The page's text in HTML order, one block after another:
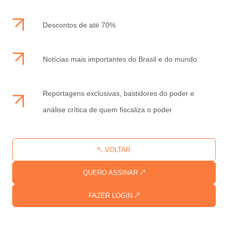
Descontos de até 70%
Notícias mais importantes do Brasil e do mundo
Reportagens exclusivas, bastidores do poder e
análise crítica de quem fiscaliza o poder
FAZER LOGIN
QUERO ASSINAR
VOLTAR